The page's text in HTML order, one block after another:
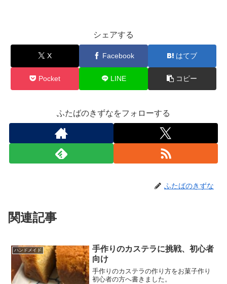
シェアする
X Facebook はてブ
Pocket LINE コピー
ふたばのきずなをフォローする
ふたばのきずな
関連記事
ハンドメイド
手作りのカステラに挑戦、初心者
向け
手作りのカステラの作り方をお菓子作り
初心者の方へ書きました。